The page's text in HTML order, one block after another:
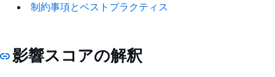
制約事項とベストプラクティス
影響スコアの解釈